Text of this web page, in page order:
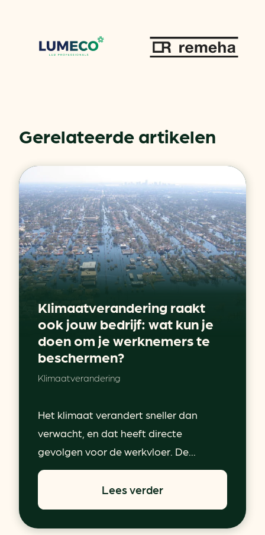
Gerelateerde artikelen
Klimaatverandering raakt
ook jouw bedrijf: wat kun je
doen om je werknemers te
beschermen?
Klimaatverandering
Het klimaat verandert sneller dan
verwacht, en dat heeft directe
gevolgen voor de werkvloer. De...
Lees verder